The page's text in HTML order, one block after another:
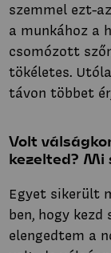
szemmel ezt-
a munkához a
csomózott
tökéletes.
távon többet
Volt
kezelted? Mi
Egyet sikerült
ben, hogy
elengedtem a